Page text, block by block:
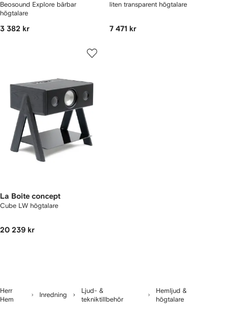
Beosound Explore bärbar
högtalare
3 382 kr
liten transparent högtalare
7 471 kr
La Boite concept
Cube LW högtalare
20 239 kr
Herr
Hem
Inredning
Ljud- &
tekniktillbehör
Hemljud &
högtalare